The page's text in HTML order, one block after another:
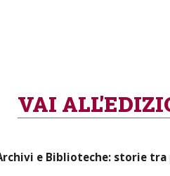
VAI
e Biblioteche: storie